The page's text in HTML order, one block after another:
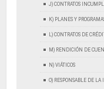
J) CONTRATOS
K) PLANES Y
L) CONTRATOS DE
M) RENDICIÓN DE
N) VIÁTICOS
O) RESPONSABLE DE LA